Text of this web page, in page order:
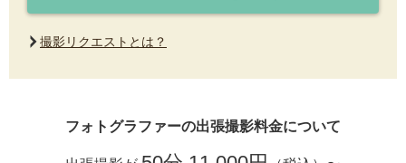
撮影リクエストとは？
フォトグラファーの出張撮影料金について